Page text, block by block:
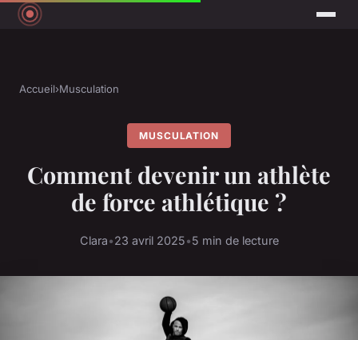
Accueil›Musculation
MUSCULATION
Comment devenir un athlète
de force athlétique ?
Clara•23 avril 2025•5 min de lecture